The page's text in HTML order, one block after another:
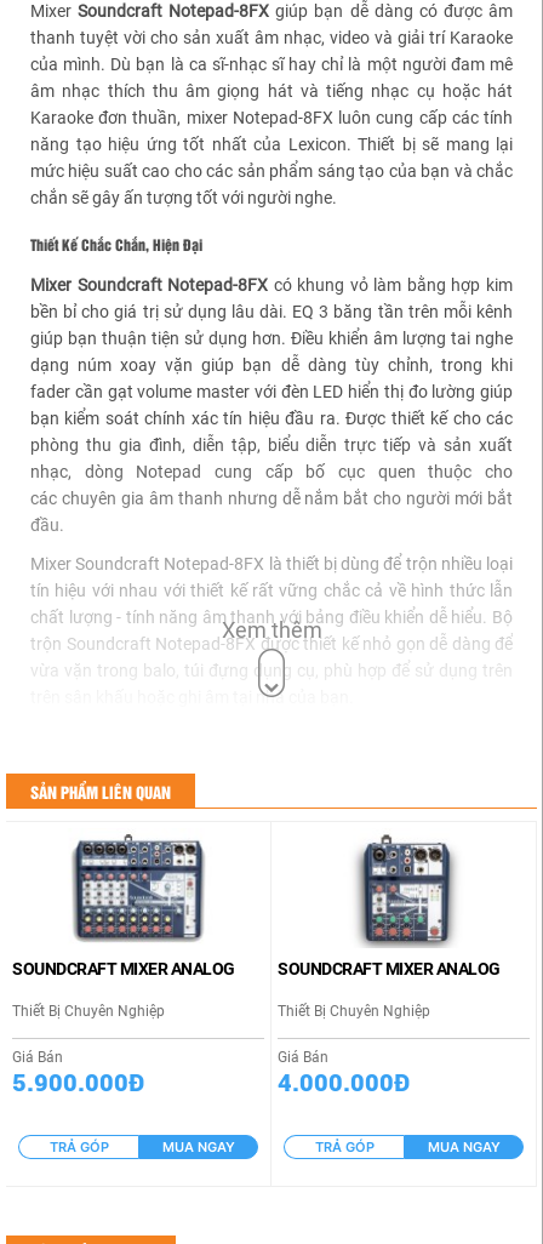
MixerSoundcraft Notepad-8FX giúp bạn dễ dàng có được âm
thanh tuyệt vời cho sản xuất âm nhạc, video và giải trí Karaoke
của mình. Dù bạn là ca sĩ-nhạc sĩ hay chỉ là một người đam mê
âm nhạc thích thu âm giọng hát và tiếng nhạc cụ hoặc hát
Karaoke đơn thuần, mixer Notepad-8FX luôn cung cấp các tính
năng tạo hiệu ứng tốt nhất của Lexicon. Thiết bị sẽ mang lại
mức hiệu suất cao cho các sản phẩm sáng tạo của bạn và chắc
chắn sẽ gây ấn tượng tốt với người nghe.
Thiết Kế Chắc Chắn, Hiện Đại
Mixer Soundcraft Notepad-8FX có khung vỏ làm bằng hợp kim
bền bỉ cho giá trị sử dụng lâu dài. EQ 3 băng tần trên mỗi kênh
giúp bạn thuận tiện sử dụng hơn. Điều khiển âm lượng tai nghe
dạng núm xoay vặn giúp bạn dễ dàng tùy chỉnh, trong khi
fader cần gạt volume master với đèn LED hiển thị đo lường giúp
bạn kiểm soát chính xác tín hiệu đầu ra. Được thiết kế cho các
phòng thu gia đình, diễn tập, biểu diễn trực tiếp và sản xuất
nhạc, dòng Notepad cung cấp bố cục quen thuộc cho
các chuyên gia âm thanh nhưng dễ nắm bắt cho người mới bắt
đầu.
Mixer Soundcraft Notepad-8FX là thiết bị dùng để trộn nhiều loại
tín hiệu với nhau với thiết kế rất vững chắc cả về hình thức lẫn
chất lượng - tính năng âm thanh với bảng điều khiển dễ hiểu. Bộ
trộn Soundcraft Notepad-8FX được thiết kế nhỏ gọn dễ dàng để
vừa vặn trong balo, túi đựng dụng cụ, phù hợp để sử dụng trên
trên sân khấu hoặc ghi âm tại nhà của bạn.
Trong hơn 40 năm, các chuyên gia âm thanh đã xây dụng, kế
bản tuyệt vời với hiệu suất rất đáng tin cậy. Mixer Soundcraft
Xem thêm
SẢN PHẨM LIÊN QUAN
SOUNDCRAFT MIXER ANALOG
Thiết Bị Chuyên Nghiệp
Giá Bán
5.900.000Đ
TRẢ GÓP MUA NGAY
SOUNDCRAFT MIXER ANALOG
Thiết Bị Chuyên Nghiệp
Giá Bán
4.000.000Đ
TRẢ GÓP MUA NGAY